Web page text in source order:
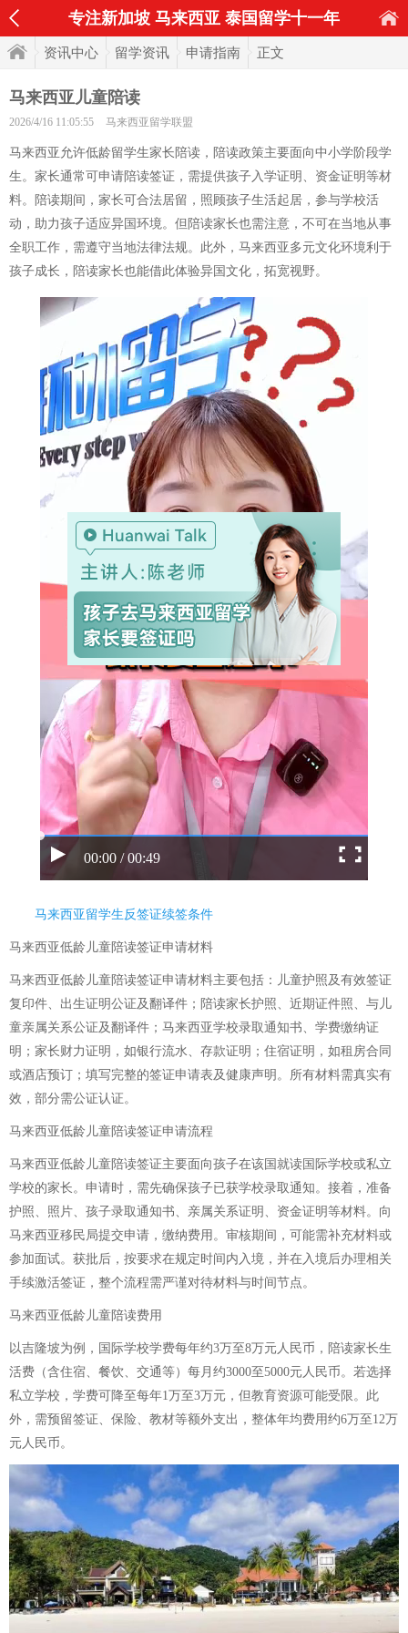
专注新加坡 马来西亚 泰国留学十一年
资讯中心 留学资讯 申请指南 正文
马来西亚儿童陪读
2026/4/16 11:05:55 马来西亚留学联盟
马来西亚允许低龄留学生家长陪读，陪读政策主要面向中小学阶段学
生。家长通常可申请陪读签证，需提供孩子入学证明、资金证明等材
料。陪读期间，家长可合法居留，照顾孩子生活起居，参与学校活
动，助力孩子适应异国环境。但陪读家长也需注意，不可在当地从事
全职工作，需遵守当地法律法规。此外，马来西亚多元文化环境利于
孩子成长，陪读家长也能借此体验异国文化，拓宽视野。
00:00 / 00:49
马来西亚留学生反签证续签条件
马来西亚低龄儿童陪读签证申请材料
马来西亚低龄儿童陪读签证申请材料主要包括：儿童护照及有效签证
复印件、出生证明公证及翻译件；陪读家长护照、近期证件照、与儿
童亲属关系公证及翻译件；马来西亚学校录取通知书、学费缴纳证
明；家长财力证明，如银行流水、存款证明；住宿证明，如租房合同
或酒店预订；填写完整的签证申请表及健康声明。所有材料需真实有
效，部分需公证认证。
马来西亚低龄儿童陪读签证申请流程
马来西亚低龄儿童陪读签证主要面向孩子在该国就读国际学校或私立
学校的家长。申请时，需先确保孩子已获学校录取通知。接着，准备
护照、照片、孩子录取通知书、亲属关系证明、资金证明等材料。向
马来西亚移民局提交申请，缴纳费用。审核期间，可能需补充材料或
参加面试。获批后，按要求在规定时间内入境，并在入境后办理相关
手续激活签证，整个流程需严谨对待材料与时间节点。
马来西亚低龄儿童陪读费用
以吉隆坡为例，国际学校学费每年约3万至8万元人民币，陪读家长生
活费（含住宿、餐饮、交通等）每月约3000至5000元人民币。若选择
私立学校，学费可降至每年1万至3万元，但教育资源可能受限。此
外，需预留签证、保险、教材等额外支出，整体年均费用约6万至12万
元人民币。